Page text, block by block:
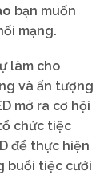
bạn muốn
mạng.
làm cho
và ấn tượng
mở ra cơ hội
chức tiệc
để thực hiện
buổi tiệc cưới